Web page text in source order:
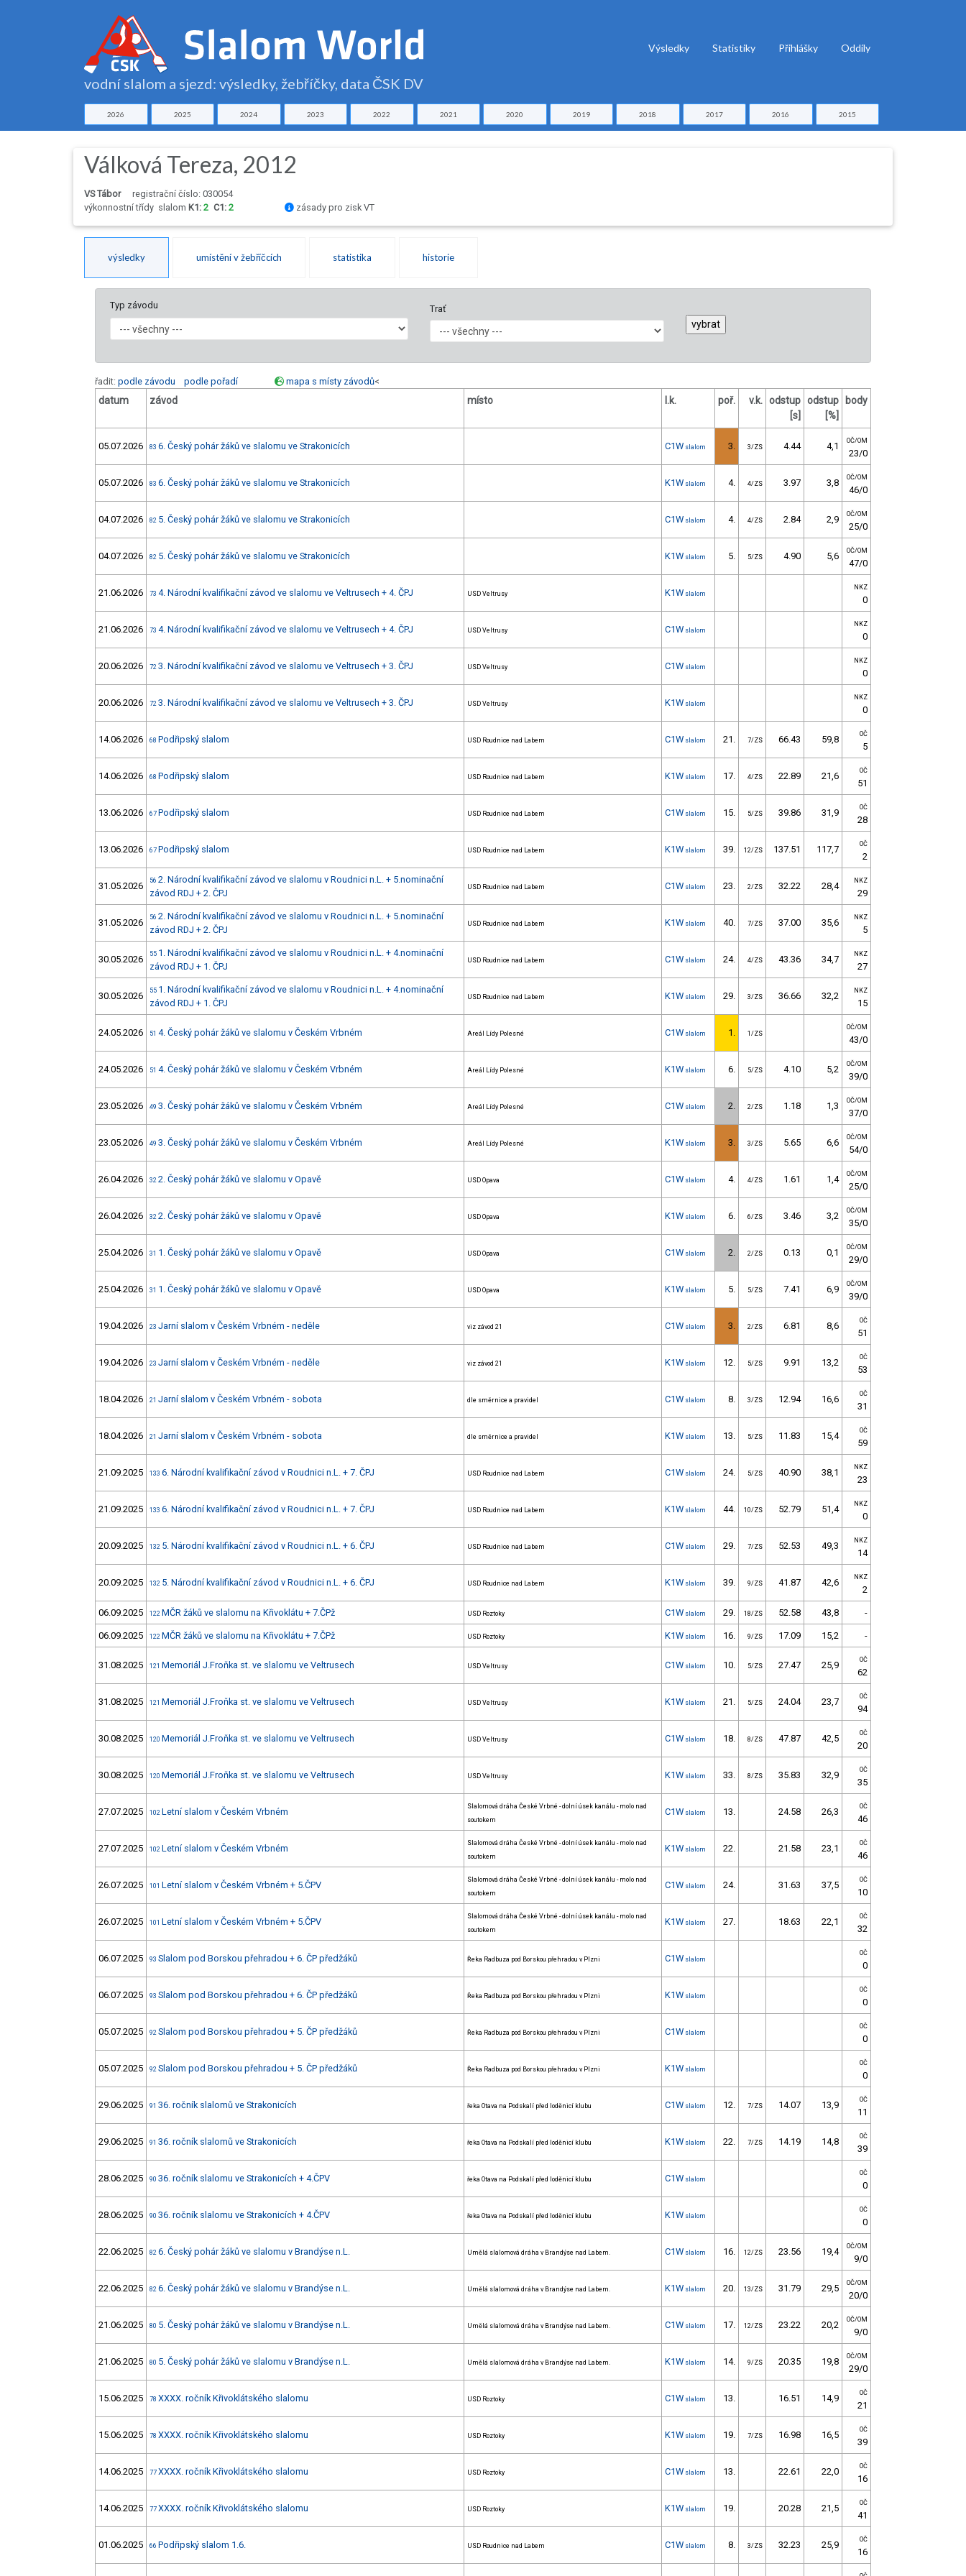
vodní slalom a sjezd: výsledky, žebříčky, data ČSK DV
Výsledky Statistiky Přihlášky Oddíly
2026 2025 2024 2023 2022 2021 2020 2019 2018 2017 2016 2015
Válková Tereza, 2012
VS Tábor
registrační číslo: 030054
výkonnostní třídy slalom K1: 2 C1: 2 zásady pro zisk VT
výsledky umístění v žebříčcích statistika historie
Typ závodu Trať
řadit: podle závodu podle pořadí mapa s místy závodů<
datum závod místo l.k. poř. v.k. odstup
[s]
odstup
[%]
body
05.07.2026 83 6. Český pohár žáků ve slalomu ve Strakonicích C1W slalom 3. 3/ZS 4.44 4,1 OČ/OM
23/0
05.07.2026 83 6. Český pohár žáků ve slalomu ve Strakonicích K1W slalom 4. 4/ZS 3.97 3,8 OČ/OM
46/0
04.07.2026 82 5. Český pohár žáků ve slalomu ve Strakonicích C1W slalom 4. 4/ZS 2.84 2,9 OČ/OM
25/0
04.07.2026 82 5. Český pohár žáků ve slalomu ve Strakonicích K1W slalom 5. 5/ZS 4.90 5,6 OČ/OM
47/0
21.06.2026 73 4. Národní kvalifikační závod ve slalomu ve Veltrusech + 4. ČPJ USD Veltrusy K1W slalom
NKZ
0
21.06.2026 73 4. Národní kvalifikační závod ve slalomu ve Veltrusech + 4. ČPJ USD Veltrusy C1W slalom
NKZ
0
20.06.2026 72 3. Národní kvalifikační závod ve slalomu ve Veltrusech + 3. ČPJ USD Veltrusy C1W slalom
NKZ
0
20.06.2026 72 3. Národní kvalifikační závod ve slalomu ve Veltrusech + 3. ČPJ USD Veltrusy K1W slalom
NKZ
0
14.06.2026 68 Podřipský slalom USD Roudnice nad Labem C1W slalom 21. 7/ZS 66.43 59,8 OČ
5
14.06.2026 68 Podřipský slalom USD Roudnice nad Labem K1W slalom 17. 4/ZS 22.89 21,6 OČ
51
13.06.2026 67 Podřipský slalom USD Roudnice nad Labem C1W slalom 15. 5/ZS 39.86 31,9 OČ
28
13.06.2026 67 Podřipský slalom USD Roudnice nad Labem K1W slalom 39. 12/ZS 137.51 117,7 OČ
2
31.05.2026 56 2. Národní kvalifikační závod ve slalomu v Roudnici n.L. + 5.nominační
závod RDJ + 2. ČPJ
USD Roudnice nad Labem C1W slalom 23. 2/ZS 32.22 28,4 NKZ
29
31.05.2026 56 2. Národní kvalifikační závod ve slalomu v Roudnici n.L. + 5.nominační
závod RDJ + 2. ČPJ
USD Roudnice nad Labem K1W slalom 40. 7/ZS 37.00 35,6 NKZ
5
30.05.2026 55 1. Národní kvalifikační závod ve slalomu v Roudnici n.L. + 4.nominační
závod RDJ + 1. ČPJ
USD Roudnice nad Labem C1W slalom 24. 4/ZS 43.36 34,7 NKZ
27
30.05.2026 55 1. Národní kvalifikační závod ve slalomu v Roudnici n.L. + 4.nominační
závod RDJ + 1. ČPJ
USD Roudnice nad Labem K1W slalom 29. 3/ZS 36.66 32,2 NKZ
15
24.05.2026 51 4. Český pohár žáků ve slalomu v Českém Vrbném Areál Lídy Polesné C1W slalom 1. 1/ZS
OČ/OM
43/0
24.05.2026 51 4. Český pohár žáků ve slalomu v Českém Vrbném Areál Lídy Polesné K1W slalom 6. 5/ZS 4.10 5,2 OČ/OM
39/0
23.05.2026 49 3. Český pohár žáků ve slalomu v Českém Vrbném Areál Lídy Polesné C1W slalom 2. 2/ZS 1.18 1,3 OČ/OM
37/0
23.05.2026 49 3. Český pohár žáků ve slalomu v Českém Vrbném Areál Lídy Polesné K1W slalom 3. 3/ZS 5.65 6,6 OČ/OM
54/0
26.04.2026 32 2. Český pohár žáků ve slalomu v Opavě USD Opava C1W slalom 4. 4/ZS 1.61 1,4 OČ/OM
25/0
26.04.2026 32 2. Český pohár žáků ve slalomu v Opavě USD Opava K1W slalom 6. 6/ZS 3.46 3,2 OČ/OM
35/0
25.04.2026 31 1. Český pohár žáků ve slalomu v Opavě USD Opava C1W slalom 2. 2/ZS 0.13 0,1 OČ/OM
29/0
25.04.2026 31 1. Český pohár žáků ve slalomu v Opavě USD Opava K1W slalom 5. 5/ZS 7.41 6,9 OČ/OM
39/0
19.04.2026 23 Jarní slalom v Českém Vrbném - neděle viz závod 21 C1W slalom 3. 2/ZS 6.81 8,6 OČ
51
19.04.2026 23 Jarní slalom v Českém Vrbném - neděle viz závod 21 K1W slalom 12. 5/ZS 9.91 13,2 OČ
53
18.04.2026 21 Jarní slalom v Českém Vrbném - sobota dle směrnice a pravidel C1W slalom 8. 3/ZS 12.94 16,6 OČ
31
18.04.2026 21 Jarní slalom v Českém Vrbném - sobota dle směrnice a pravidel K1W slalom 13. 5/ZS 11.83 15,4 OČ
59
21.09.2025 133 6. Národní kvalifikační závod v Roudnici n.L. + 7. ČPJ USD Roudnice nad Labem C1W slalom 24. 5/ZS 40.90 38,1 NKZ
23
21.09.2025 133 6. Národní kvalifikační závod v Roudnici n.L. + 7. ČPJ USD Roudnice nad Labem K1W slalom 44. 10/ZS 52.79 51,4 NKZ
0
20.09.2025 132 5. Národní kvalifikační závod v Roudnici n.L. + 6. ČPJ USD Roudnice nad Labem C1W slalom 29. 7/ZS 52.53 49,3 NKZ
14
20.09.2025 132 5. Národní kvalifikační závod v Roudnici n.L. + 6. ČPJ USD Roudnice nad Labem K1W slalom 39. 9/ZS 41.87 42,6 NKZ
2
06.09.2025 122 MČR žáků ve slalomu na Křivoklátu + 7.ČPž USD Roztoky C1W slalom 29. 18/ZS 52.58 43,8 -
06.09.2025 122 MČR žáků ve slalomu na Křivoklátu + 7.ČPž USD Roztoky K1W slalom 16. 9/ZS 17.09 15,2 -
31.08.2025 121 Memoriál J.Froňka st. ve slalomu ve Veltrusech USD Veltrusy C1W slalom 10. 5/ZS 27.47 25,9 OČ
62
31.08.2025 121 Memoriál J.Froňka st. ve slalomu ve Veltrusech USD Veltrusy K1W slalom 21. 5/ZS 24.04 23,7 OČ
94
30.08.2025 120 Memoriál J.Froňka st. ve slalomu ve Veltrusech USD Veltrusy C1W slalom 18. 8/ZS 47.87 42,5 OČ
20
30.08.2025 120 Memoriál J.Froňka st. ve slalomu ve Veltrusech USD Veltrusy K1W slalom 33. 8/ZS 35.83 32,9 OČ
35
27.07.2025 102 Letní slalom v Českém Vrbném
Slalomová dráha České Vrbné - dolní úsek kanálu - molo nad
soutokem
C1W slalom 13. 24.58 26,3 OČ
46
27.07.2025 102 Letní slalom v Českém Vrbném
Slalomová dráha České Vrbné - dolní úsek kanálu - molo nad
soutokem
K1W slalom 22. 21.58 23,1 OČ
46
26.07.2025 101 Letní slalom v Českém Vrbném + 5.ČPV
Slalomová dráha České Vrbné - dolní úsek kanálu - molo nad
soutokem
C1W slalom 24. 31.63 37,5 OČ
10
26.07.2025 101 Letní slalom v Českém Vrbném + 5.ČPV
Slalomová dráha České Vrbné - dolní úsek kanálu - molo nad
soutokem
K1W slalom 27. 18.63 22,1 OČ
32
06.07.2025 93 Slalom pod Borskou přehradou + 6. ČP předžáků Řeka Radbuza pod Borskou přehradou v Plzni C1W slalom
OČ
0
06.07.2025 93 Slalom pod Borskou přehradou + 6. ČP předžáků Řeka Radbuza pod Borskou přehradou v Plzni K1W slalom
OČ
0
05.07.2025 92 Slalom pod Borskou přehradou + 5. ČP předžáků Řeka Radbuza pod Borskou přehradou v Plzni C1W slalom
OČ
0
05.07.2025 92 Slalom pod Borskou přehradou + 5. ČP předžáků Řeka Radbuza pod Borskou přehradou v Plzni K1W slalom
OČ
0
29.06.2025 91 36. ročník slalomů ve Strakonicích řeka Otava na Podskalí před loděnicí klubu C1W slalom 12. 7/ZS 14.07 13,9 OČ
11
29.06.2025 91 36. ročník slalomů ve Strakonicích řeka Otava na Podskalí před loděnicí klubu K1W slalom 22. 7/ZS 14.19 14,8 OČ
39
28.06.2025 90 36. ročník slalomu ve Strakonicích + 4.ČPV řeka Otava na Podskalí před loděnicí klubu C1W slalom
OČ
0
28.06.2025 90 36. ročník slalomu ve Strakonicích + 4.ČPV řeka Otava na Podskalí před loděnicí klubu K1W slalom
OČ
0
22.06.2025 82 6. Český pohár žáků ve slalomu v Brandýse n.L. Umělá slalomová dráha v Brandýse nad Labem. C1W slalom 16. 12/ZS 23.56 19,4 OČ/OM
9/0
22.06.2025 82 6. Český pohár žáků ve slalomu v Brandýse n.L. Umělá slalomová dráha v Brandýse nad Labem. K1W slalom 20. 13/ZS 31.79 29,5 OČ/OM
20/0
21.06.2025 80 5. Český pohár žáků ve slalomu v Brandýse n.L. Umělá slalomová dráha v Brandýse nad Labem. C1W slalom 17. 12/ZS 23.22 20,2 OČ/OM
9/0
21.06.2025 80 5. Český pohár žáků ve slalomu v Brandýse n.L. Umělá slalomová dráha v Brandýse nad Labem. K1W slalom 14. 9/ZS 20.35 19,8 OČ/OM
29/0
15.06.2025 78 XXXX. ročník Křivoklátského slalomu USD Roztoky C1W slalom 13. 16.51 14,9 OČ
21
15.06.2025 78 XXXX. ročník Křivoklátského slalomu USD Roztoky K1W slalom 19. 7/ZS 16.98 16,5 OČ
39
14.06.2025 77 XXXX. ročník Křivoklátského slalomu USD Roztoky C1W slalom 13. 22.61 22,0 OČ
16
14.06.2025 77 XXXX. ročník Křivoklátského slalomu USD Roztoky K1W slalom 19. 20.28 21,5 OČ
41
01.06.2025 66 Podřipský slalom 1.6. USD Roudnice nad Labem C1W slalom 8. 3/ZS 32.23 25,9 OČ
16